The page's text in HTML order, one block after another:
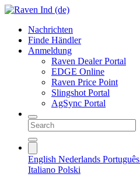
Nachrichten
Finde Händler
Anmeldung
Raven Dealer Portal
EDGE Online
Raven Price Point
Slingshot Portal
AgSync Portal
English Nederlands Português
Italiano Polski